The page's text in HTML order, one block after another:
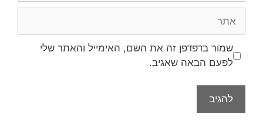
שמור בדפדפן זה את השם, האימייל והאתר שלי
לפעם הבאה שאגיב.